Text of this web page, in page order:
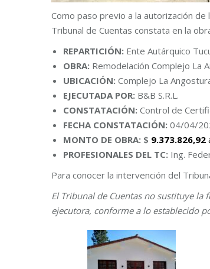
Como paso previo a la autorización
Tribunal de Cuentas constata en la
REPARTICIÓN: Ente Autárquico
OBRA: Remodelación Complejo La
UBICACIÓN: Complejo La
EJECUTADA POR: B&B S.R.L.
CONSTATACIÓN: Control de
FECHA CONSTATACIÓN: 04/04/
MONTO DE OBRA: $ 9.373.826,92
PROFESIONALES DEL TC: Ing.
Para conocer la intervención del
El Tribunal de Cuentas no sustituye
ejecutora, conforme a lo establecido